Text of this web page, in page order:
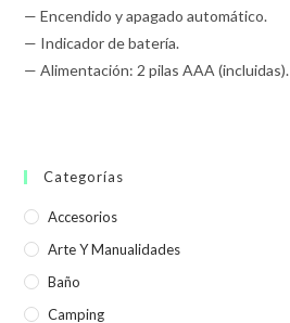
— Encendido y apagado automático.
— Indicador de batería.
— Alimentación: 2 pilas AAA (incluidas).
Categorías
Accesorios
Arte Y Manualidades
Baño
Camping